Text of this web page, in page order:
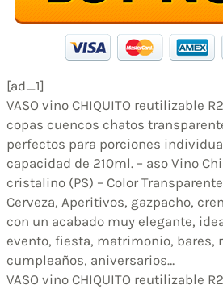
[ad_1]
VASO vino CHIQUITO reutilizable
copas cuencos chatos
perfectos para porciones
capacidad de 210ml. – aso Vino
cristalino (PS) – Color
Cerveza, Aperitivos, gazpacho,
con un acabado muy elegante,
evento, fiesta, matrimonio, bares,
cumpleaños, aniversarios…
VASO vino CHIQUITO reutilizable